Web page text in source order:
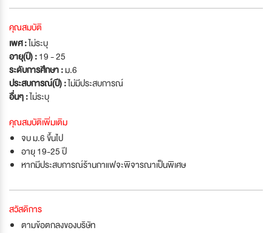
คุณสมบัติ
เพศ :ไม่ระบุ
อายุ(ปี) :19 - 25
ระดับการศึกษา :ม.6
ประสบการณ์(ปี) :ไม่มีประสบการณ์
อื่นๆ :ไม่ระบุ
คุณสมบัติเพิ่มเติม
จบ ม.6 ขึ้นไป
อายุ 19-25 ปี
หากมีประสบการณ์ร้านกาแฟจะพิจารณาเป็นพิเศษ
สวัสดิการ
ตามข้อตกลงของบริษัท